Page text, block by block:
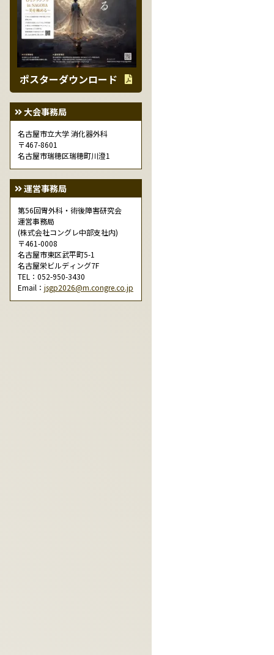
ポスターダウンロード
大会事務局
名古屋市立大学 消化器外科
〒467-8601
名古屋市瑞穂区瑞穂町川澄1
運営事務局
第56回胃外科・術後障害研究会
運営事務局
(株式会社コングレ中部支社内)
〒461-0008
名古屋市東区武平町5-1
名古屋栄ビルディング7F
TEL：052-950-3430
Email： jsgp2026@m.congre.co.jp